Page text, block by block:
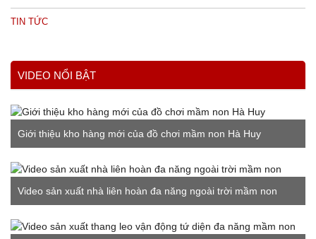
TIN TỨC
VIDEO NỔI BẬT
Giới thiệu kho hàng mới của đồ chơi mầm non Hà Huy
Video sản xuất nhà liên hoàn đa năng ngoài trời mầm non